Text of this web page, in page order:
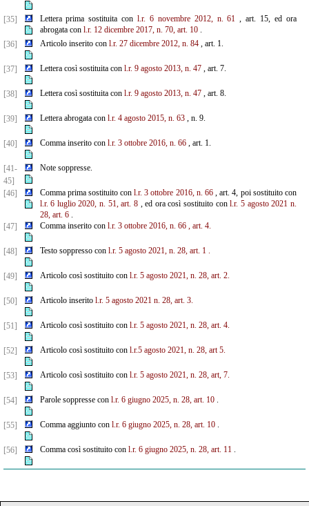
[35] Lettera prima sostituita conl.r. 6 novembre 2012, n. 61 , art. 15, ed ora
abrogata con l.r. 12 dicembre 2017, n. 70, art. 10.
[36]
Articolo inserito con l.r. 27 dicembre 2012, n. 84, art. 1.
[37] Lettera così sostituita con l.r. 9 agosto 2013, n. 47, art. 7.
[38] Lettera così sostituita con l.r. 9 agosto 2013, n. 47, art. 8.
[39] Lettera abrogata con l.r. 4 agosto 2015, n. 63, n. 9.
[40] Comma inserito con l.r. 3 ottobre 2016, n. 66, art. 1.
[41-
45]
Note soppresse.
[46] Comma prima sostituito conl.r. 3 ottobre 2016, n. 66, art. 4, poi sostituito con
l.r. 6 luglio 2020, n. 51, art. 8, ed ora così sostituito conl.r. 5 agosto 2021 n.
28, art. 6.
[47]
Comma inserito con l.r. 3 ottobre 2016, n. 66 , art. 4.
[48] Testo soppresso con l.r. 5 agosto 2021, n. 28, art. 1 .
[49] Articolo così sostituito con l.r. 5 agosto 2021, n. 28, art. 2.
[50] Articolo inserito l.r. 5 agosto 2021 n. 28, art. 3.
[51] Articolo così sostituito con l.r. 5 agosto 2021, n. 28, art. 4.
[52] Articolo così sostituito con l.r.5 agosto 2021, n. 28, art 5.
[53] Articolo così sostituito con l.r. 5 agosto 2021, n. 28, art, 7.
[54] Parole soppresse con l.r. 6 giugno 2025, n. 28, art. 10.
[55] Comma aggiunto con l.r. 6 giugno 2025, n. 28, art. 10.
[56] Comma così sostituito con l.r. 6 giugno 2025, n. 28, art. 11.